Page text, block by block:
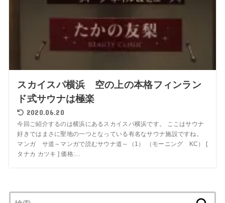
スカイスパ横浜 空の上の本格フィンラン
ド式サウナは極楽
2020.06.20
今回ご紹介するのは横浜にあるスカイスパ横浜です。 ここはサウナ
好きではまさに聖地の一つとなっている有名なサウナ施設ですね。
マンガ サ道～マンガで読むサウナ道～（1） （モーニング KC） [
タナカ カツキ ] 価格:...